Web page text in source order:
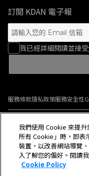
訂閱 KDAN 電子報
我已經詳細閱讀並接受
服務條款隱私政策服務安全性
中
我們使用 Cookie 來提
所有 Cookie」時，即表
裝置，以改善網站導覽
入了解您的偏好。閱讀
Cookie Policy